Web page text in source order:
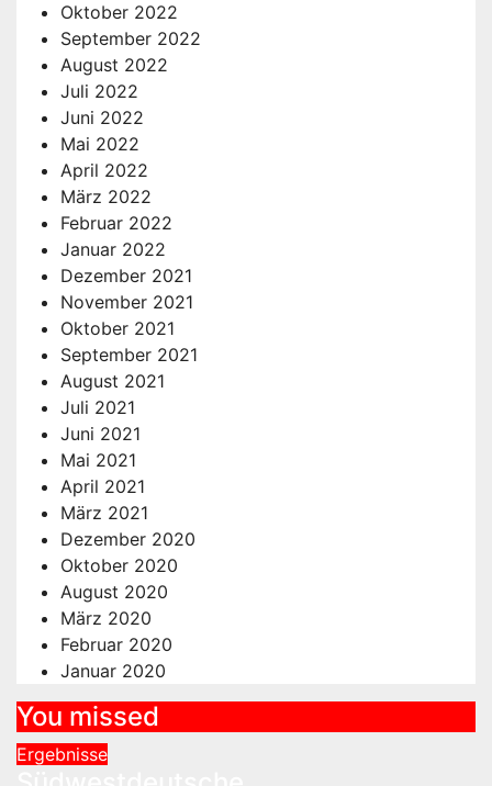
Oktober 2022
September 2022
August 2022
Juli 2022
Juni 2022
Mai 2022
April 2022
März 2022
Februar 2022
Januar 2022
Dezember 2021
November 2021
Oktober 2021
September 2021
August 2021
Juli 2021
Juni 2021
Mai 2021
April 2021
März 2021
Dezember 2020
Oktober 2020
August 2020
März 2020
Februar 2020
Januar 2020
You missed
Ergebnisse